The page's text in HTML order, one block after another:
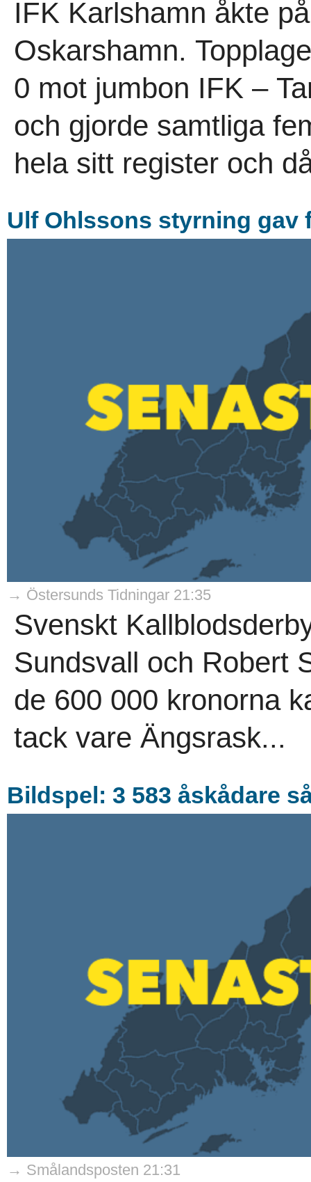
IFK Karlshamn åkte
Oskarshamn.
0 mot jumbon IFK –
och gjorde samtliga
hela sitt register och
Ulf
→ Östersunds Tidningar 21:35
Svenskt
Sundsvall och Robert
de 600 000 kronorna
tack vare Ängsrask...
Bildspel: 3 583 åskådare
→ Smålandsposten 21:31